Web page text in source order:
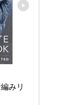
みリ